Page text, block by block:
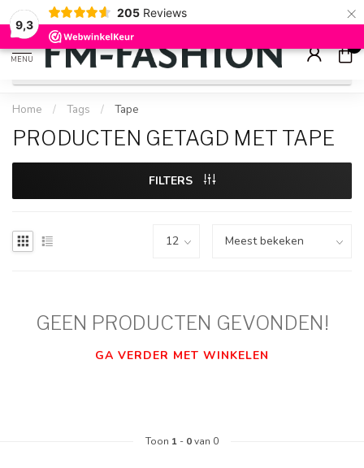
9,3
205 Reviews ×
Check onzesale artikelenvoor flinke kortingen
MENU
0
Home / Tags / Tape
PRODUCTEN GETAGD MET TAPE
FILTERS
GEEN PRODUCTEN GEVONDEN!
GA VERDER MET WINKELEN
Toon 1 - 0van 0